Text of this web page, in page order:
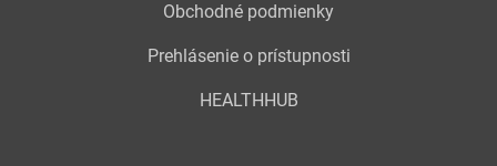
Obchodné podmienky
Prehlásenie o prístupnosti
HEALTHHUB